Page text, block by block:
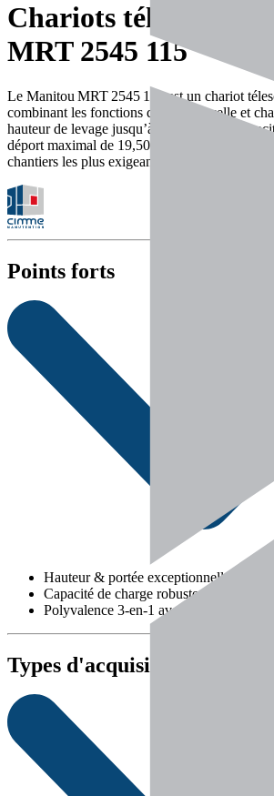
Chariots télescopiques
MRT 2545 115
Le Manitou MRT 2545 115 est un chariot
combinant les fonctions de grue, nacelle et
hauteur de levage jusqu’à 24,60 m, une
déport maximal de 19,50 m, pour une
chantiers les plus exigeants
Points forts
Hauteur & portée exceptionnelles pour
Capacité de charge robuste &
Polyvalence 3‑en‑1 avec rotation
Types d'acquisition